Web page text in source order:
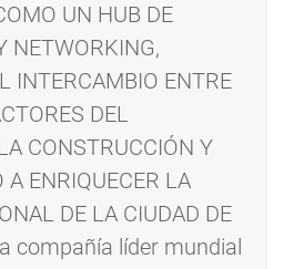
UN HUB DE
NETWORKING,
INTERCAMBIO ENTRE
DEL
CONSTRUCCIÓN Y
A ENRIQUECER LA
DE LA CIUDAD DE
compañía líder mundial